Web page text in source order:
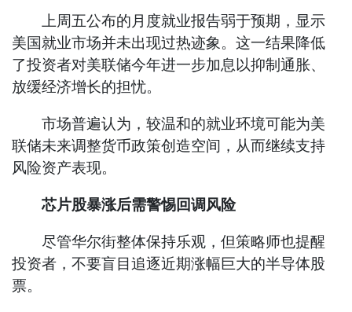
上周五公布的月度就业报告弱于预期，显示
美国就业市场并未出现过热迹象。这一结果降低
了投资者对美联储今年进一步加息以抑制通胀、
放缓经济增长的担忧。
市场普遍认为，较温和的就业环境可能为美
联储未来调整货币政策创造空间，从而继续支持
风险资产表现。
芯片股暴涨后需警惕回调风险
尽管华尔街整体保持乐观，但策略师也提醒
投资者，不要盲目追逐近期涨幅巨大的半导体股
票。